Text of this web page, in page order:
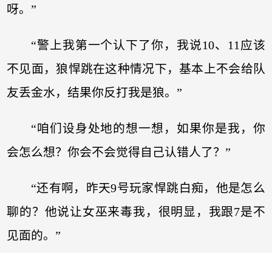
呀。”
“警上我第一个认下了你，我说10、11应该
不见面，狼悍跳在这种情况下，基本上不会给队
友丢金水，结果你反打我是狼。”
“咱们设身处地的想一想，如果你是我，你
会怎么想？你会不会觉得自己认错人了？”
“还有啊，昨天9号玩家悍跳白痴，他是怎么
聊的？他说让女巫来毒我，很明显，我跟7是不
见面的。”